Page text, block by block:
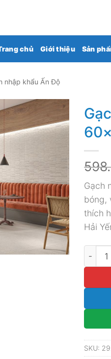
chủ Giới thiệu Sản
nhập khẩu Ấn Độ
Gạch
bóng,
thích
Hải
Gạch
SKU: